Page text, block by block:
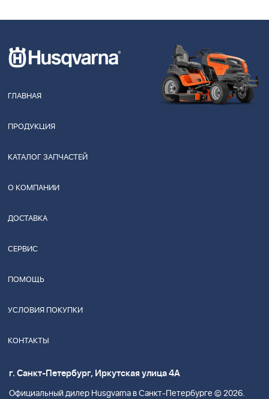
ГЛАВНАЯ
ПРОДУКЦИЯ
КАТАЛОГ ЗАПЧАСТЕЙ
О КОМПАНИИ
ДОСТАВКА
СЕРВИС
ПОМОЩЬ
УСЛОВИЯ ПОКУПКИ
КОНТАКТЫ
г. Санкт-Петербург, Иркутская улица 4А
Официальный дилер Husgvarna в Санкт-Петербурге © 2026.